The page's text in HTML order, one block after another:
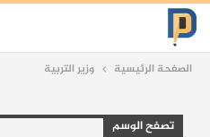
الصفحة الرئيسية وزير التربية
تصفح الوسم